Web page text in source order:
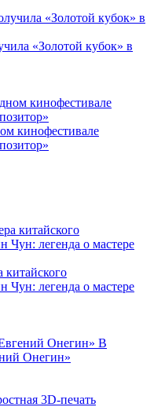
«Золотой кубок» в
кинофестивале
китайского
Чун: легенда о мастере
В
Онегин»
3D-печать